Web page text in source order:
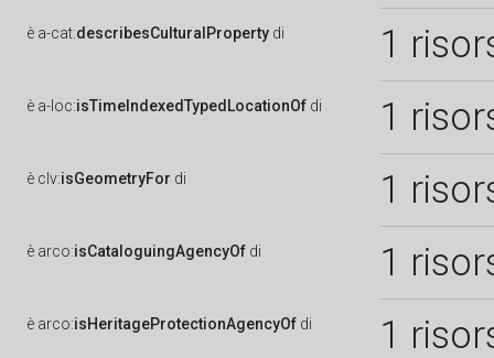
è a-cat:describesCulturalProperty di 1
è a-loc:isTimeIndexedTypedLocationOf di 1
è clv:isGeometryFor di 1
è arco:isCataloguingAgencyOf di 1
è arco:isHeritageProtectionAgencyOf di 1